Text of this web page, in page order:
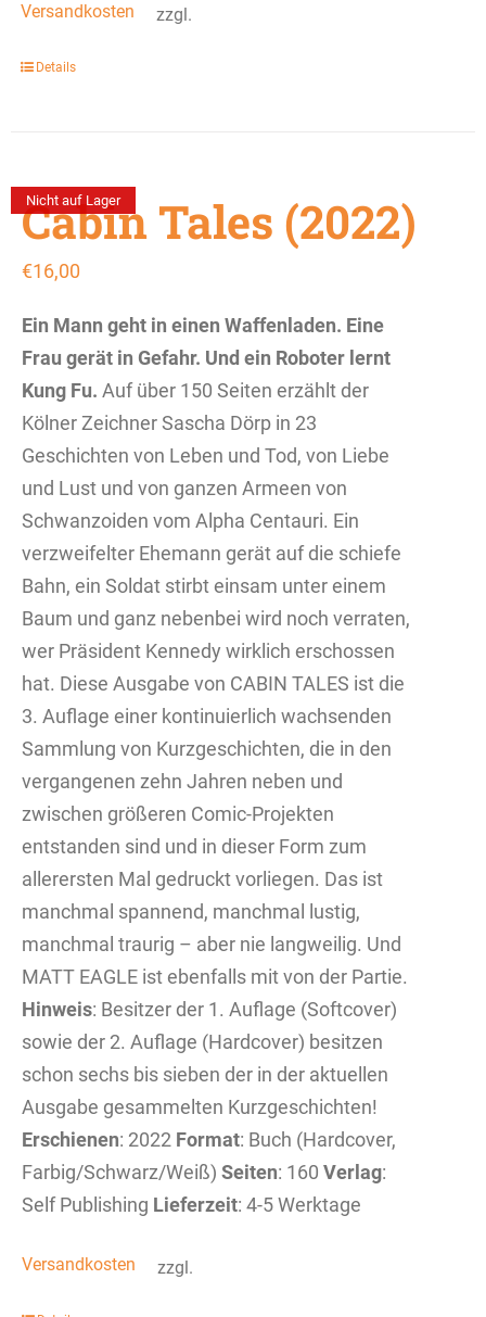
zzgl.
Versandkosten
Details
Nicht auf Lager
Cabin Tales (2022)
€16,00
Ein Mann geht in einen Waffenladen. Eine
Frau gerät in Gefahr. Und ein Roboter lernt
Kung Fu. Auf über 150 Seiten erzählt der
Kölner Zeichner Sascha Dörp in 23
Geschichten von Leben und Tod, von Liebe
und Lust und von ganzen Armeen von
Schwanzoiden vom Alpha Centauri. Ein
verzweifelter Ehemann gerät auf die schiefe
Bahn, ein Soldat stirbt einsam unter einem
Baum und ganz ­nebenbei wird noch verraten,
wer Präsident Kennedy wirklich erschossen
hat. Diese Ausgabe von CABIN TALES ist die
3. Auflage einer kontinuierlich wachsenden
Sammlung von Kurzgeschichten, die in den
vergangenen zehn Jahren neben und
zwischen größeren Comic-Projekten
entstanden sind und in dieser Form zum
allerersten Mal gedruckt vorliegen. Das ist
manchmal spannend, manchmal lustig,
manchmal traurig – aber nie langweilig. Und
MATT EAGLE ist ebenfalls mit von der Partie.
Hinweis: Besitzer der 1. Auflage (Softcover)
sowie der 2. Auflage (Hardcover) besitzen
schon sechs bis sieben der in der aktuellen
Ausgabe gesammelten Kurzgeschichten!
Erschienen: 2022 Format: Buch (Hardcover,
Farbig/Schwarz/Weiß) Seiten: 160 Verlag:
Self Publishing Lieferzeit: 4-5 Werktage
zzgl.
Versandkosten